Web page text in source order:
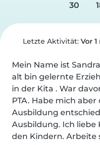
30
Letzte Aktivität: Vor
Mein Name ist
alt bin gelernte
in der Kita . War
PTA. Habe mich
Ausbildung
Ausbildung. Ich
den Kindern. Arbeite